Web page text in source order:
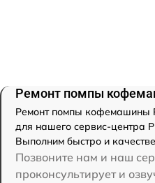
Ремонт помпы
Ремонт помпы кофемашины
для нашего сервис-центра
Выполним быстро и
Позвоните нам и наш
проконсультирует и